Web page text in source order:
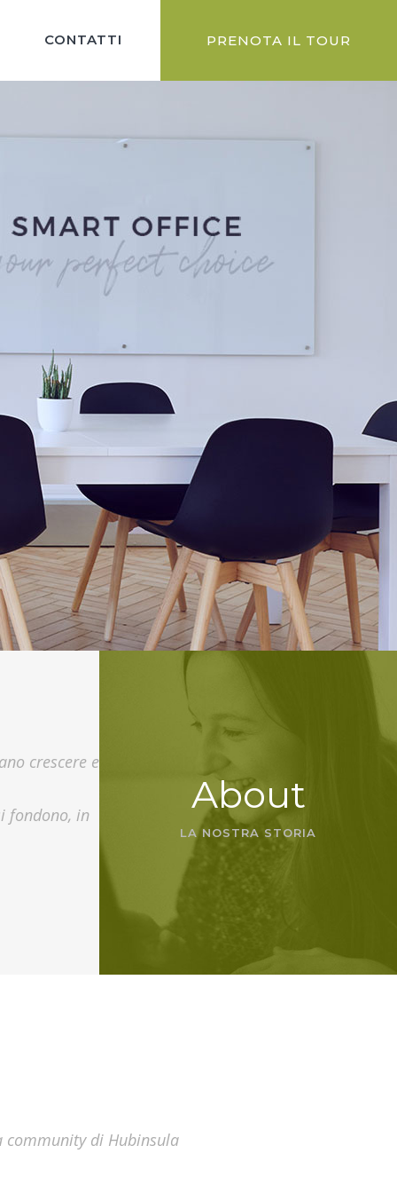
PRENOTA IL TOUR
CONTATTI
crescere e
fondono, in
About
LA NOSTRA STORIA
community di Hubinsula